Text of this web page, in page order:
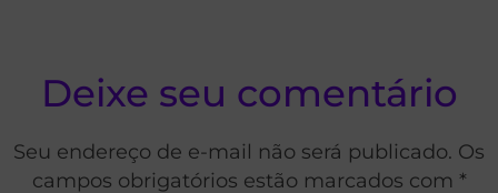
Deixe seu comentário
Seu endereço de e-mail não será publicado. Os
campos obrigatórios estão marcados com *